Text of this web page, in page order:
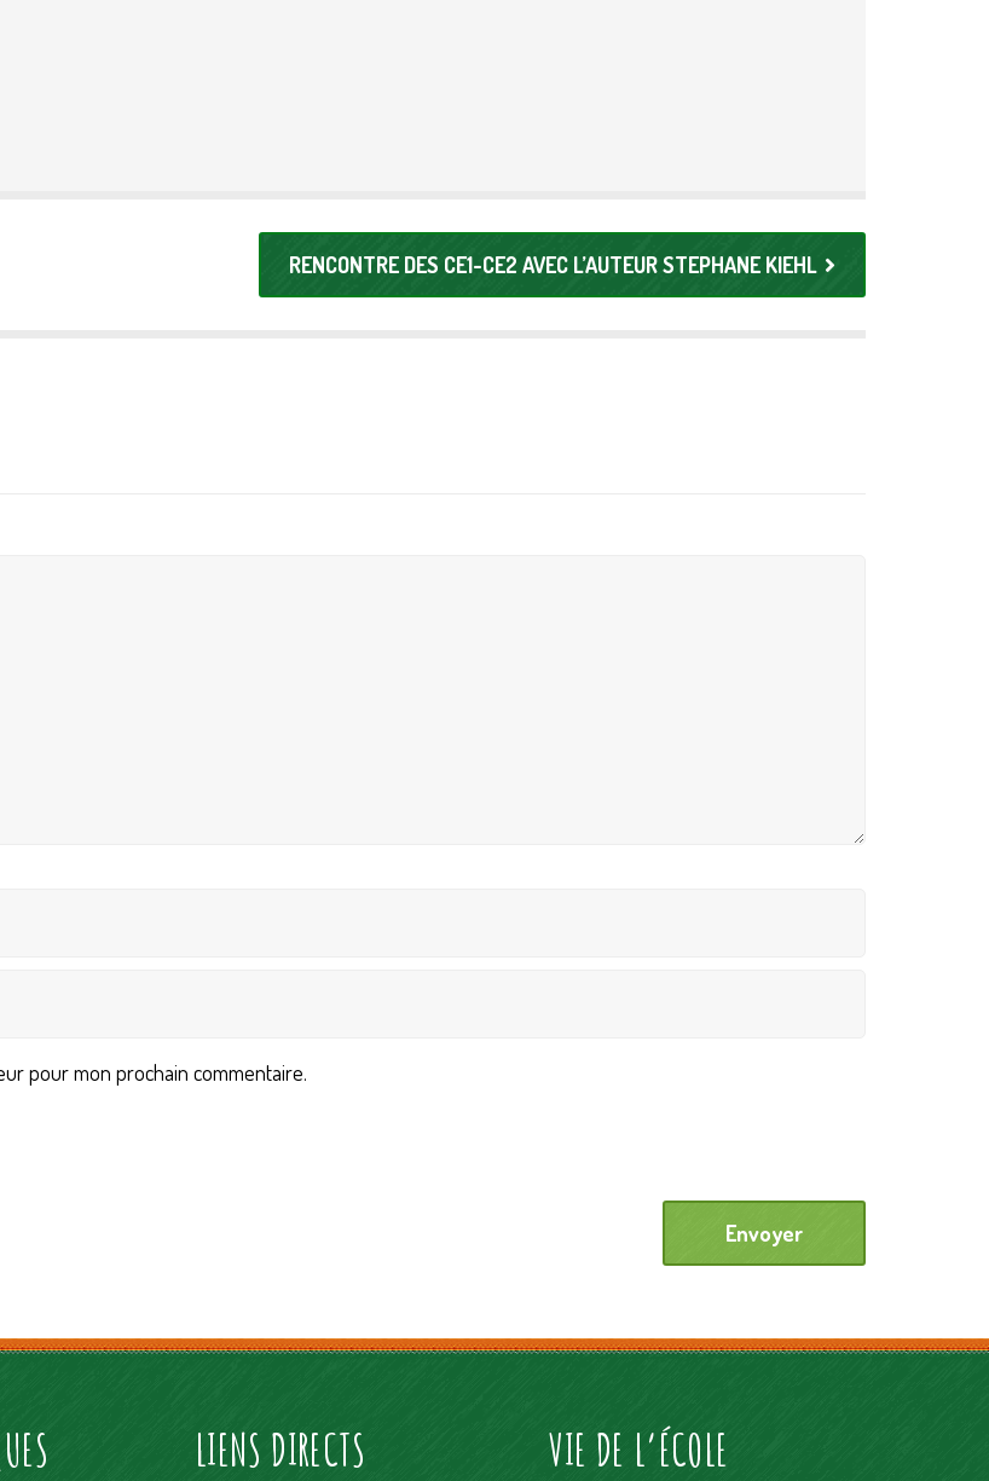
RENCONTRE DES CE1-CE2 AVEC L’AUTEUR STEPHANE KIEHL
pour mon prochain commentaire.
LIENS DIRECTS VIE DE L’ÉCOLE